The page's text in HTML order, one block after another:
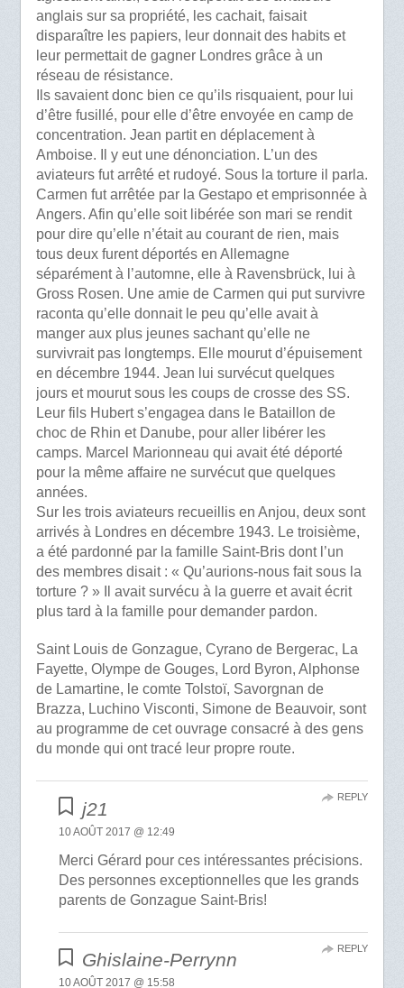
anglais sur sa propriété, les cachait, faisait
disparaître les papiers, leur donnait des habits et
leur permettait de gagner Londres grâce à un
réseau de résistance.
Ils savaient donc bien ce qu’ils risquaient, pour lui
d’être fusillé, pour elle d’être envoyée en camp de
concentration. Jean partit en déplacement à
Amboise. Il y eut une dénonciation. L’un des
aviateurs fut arrêté et rudoyé. Sous la torture il parla.
Carmen fut arrêtée par la Gestapo et emprisonnée à
Angers. Afin qu’elle soit libérée son mari se rendit
pour dire qu’elle n’était au courant de rien, mais
tous deux furent déportés en Allemagne
séparément à l’automne, elle à Ravensbrück, lui à
Gross Rosen. Une amie de Carmen qui put survivre
raconta qu’elle donnait le peu qu’elle avait à
manger aux plus jeunes sachant qu’elle ne
survivrait pas longtemps. Elle mourut d’épuisement
en décembre 1944. Jean lui survécut quelques
jours et mourut sous les coups de crosse des SS.
Leur fils Hubert s’engagea dans le Bataillon de
choc de Rhin et Danube, pour aller libérer les
camps. Marcel Marionneau qui avait été déporté
pour la même affaire ne survécut que quelques
années.
Sur les trois aviateurs recueillis en Anjou, deux sont
arrivés à Londres en décembre 1943. Le troisième,
a été pardonné par la famille Saint-Bris dont l’un
des membres disait : « Qu’aurions-nous fait sous la
torture ? » Il avait survécu à la guerre et avait écrit
plus tard à la famille pour demander pardon.
Saint Louis de Gonzague, Cyrano de Bergerac, La
Fayette, Olympe de Gouges, Lord Byron, Alphonse
de Lamartine, le comte Tolstoï, Savorgnan de
Brazza, Luchino Visconti, Simone de Beauvoir, sont
au programme de cet ouvrage consacré à des gens
du monde qui ont tracé leur propre route.
j21
10 AOÛT 2017 @ 12:49
Merci Gérard pour ces intéressantes précisions.
Des personnes exceptionnelles que les grands
parents de Gonzague Saint-Bris!
REPLY
Ghislaine-Perrynn
10 AOÛT 2017 @ 15:58
REPLY